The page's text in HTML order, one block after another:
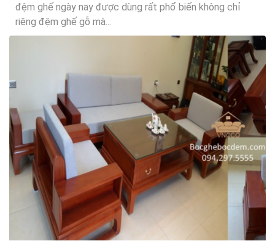
đệm ghế ngày nay được dùng rất phổ biến không chỉ
riêng đệm ghế gỗ mà...